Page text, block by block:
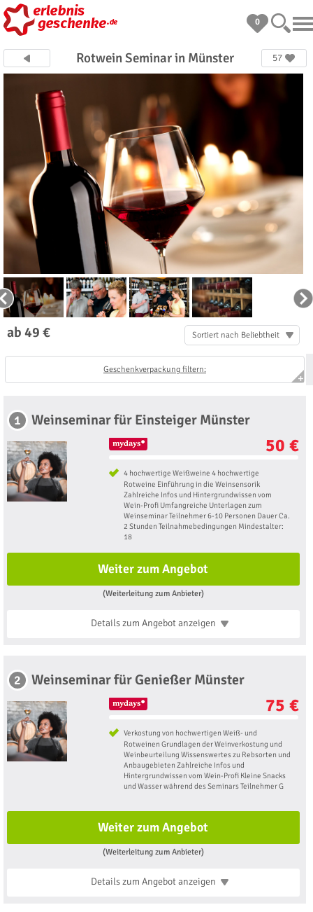
0
Rotwein Seminar in Münster 57
ab 49 € Sortiert nach Beliebtheit
Geschenkverpackung filtern:
1 Weinseminar für Einsteiger Münster
50 €
4 hochwertige Weißweine 4 hochwertige
Rotweine Einführung in die Weinsensorik
Zahlreiche Infos und Hintergrundwissen vom
Wein-Profi Umfangreiche Unterlagen zum
Weinseminar Teilnehmer 6-10 Personen Dauer Ca.
2 Stunden Teilnahmebedingungen Mindestalter:
18
Weiter zum Angebot
(Weiterleitung zum Anbieter)
Details zum Angebotanzeigen
2 Weinseminar für Genießer Münster
75 €
Verkostung von hochwertigen Weiß- und
Rotweinen Grundlagen der Weinverkostung und
Weinbeurteilung Wissenswertes zu Rebsorten und
Anbaugebieten Zahlreiche Infos und
Hintergrundwissen vom Wein-Profi Kleine Snacks
und Wasser während des Seminars Teilnehmer G
Weiter zum Angebot
(Weiterleitung zum Anbieter)
Details zum Angebotanzeigen